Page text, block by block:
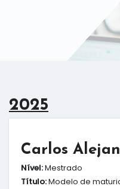
2025
Carlos
Nível:Mestrado
Título:Modelo de